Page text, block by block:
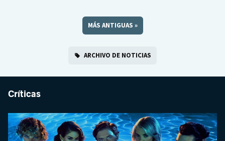
MÁS ANTIGUAS »
ARCHIVO DE NOTICIAS
Críticas